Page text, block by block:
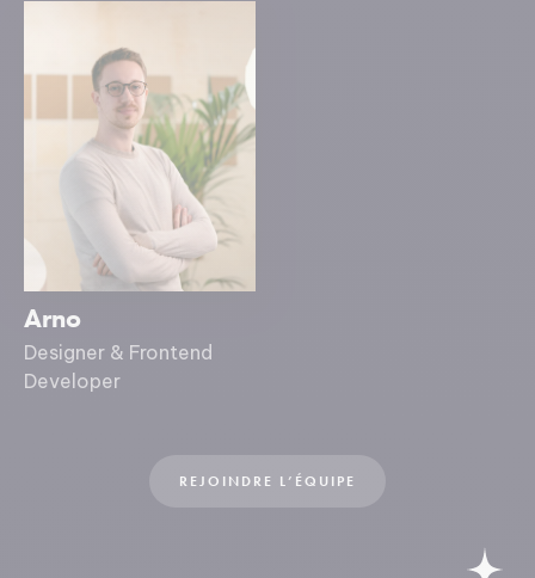
Arno
Designer & Frontend
Developer
REJOINDRE L’ÉQUIPE